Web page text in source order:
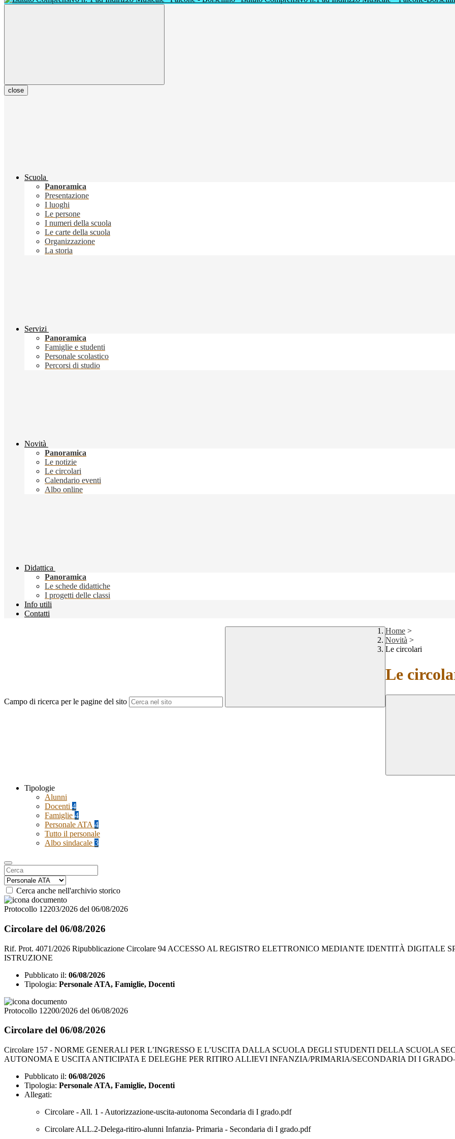
close
Scuola
Panoramica
Presentazione
I luoghi
Le persone
I numeri della scuola
Le carte della scuola
Organizzazione
La storia
Servizi
Panoramica
Famiglie e studenti
Personale scolastico
Percorsi di studio
Novità
Panoramica
Le notizie
Le circolari
Calendario eventi
Albo online
Didattica
Panoramica
Le schede didattiche
I progetti delle classi
Info utili
Contatti
Campo di ricerca per le pagine del sito
Home >
Novità >
Le circolari
Le
Tipologie
Alunni
Docenti 4
Famiglie 4
Personale ATA 4
Tutto il personale
Albo sindacale 3
Cerca anche nell'archivio storico
Protocollo 12203/2026 del 06/08/2026
Circolare del 06/08/2026
Rif. Prot. 4071/2026 Ripubblicazione Circolare 94 ACCESSO AL REGISTRO ELETTRONICO MEDIANTE IDENTITÀ DIGITALE
ISTRUZIONE
Pubblicato il: 06/08/2026
Tipologia: Personale ATA, Famiglie, Docenti
Protocollo 12200/2026 del 06/08/2026
Circolare del 06/08/2026
Circolare 157 - NORME GENERALI PER L’INGRESSO E L’USCITA DALLA SCUOLA DEGLI STUDENTI DELLA SCUOLA
AUTONOMA E USCITA ANTICIPATA E DELEGHE PER RITIRO ALLIEVI INFANZIA/PRIMARIA/SECONDARIA DI I GRADO–
Pubblicato il: 06/08/2026
Tipologia: Personale ATA, Famiglie, Docenti
Allegati:
Circolare - All. 1 - Autorizzazione-uscita-autonoma Secondaria di I grado.pdf
Circolare ALL.2-Delega-ritiro-alunni Infanzia- Primaria - Secondaria di I grado.pdf